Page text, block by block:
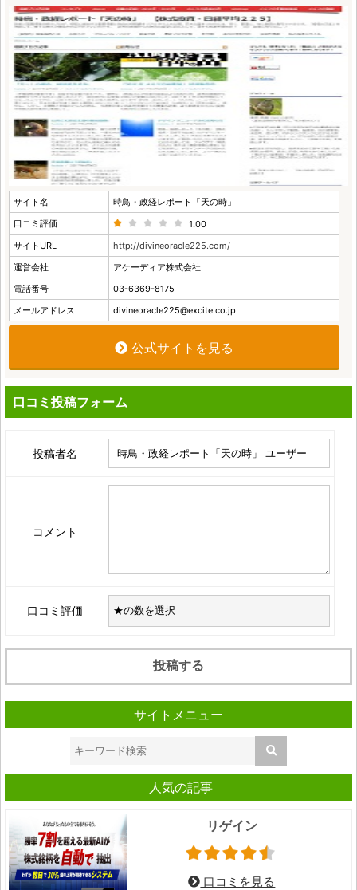
サイト名
時鳥・政経レポート「天の時」
口コミ評価
1.00
サイトURL
http://divineoracle225.com/
運営会社
アケーディア株式会社
電話番号
03-6369-8175
メールアドレス
divineoracle225@excite.co.jp
公式サイトを見る
口コミ投稿フォーム
投稿者名
コメント
口コミ評価
サイトメニュー
人気の記事
リゲイン
口コミを見る